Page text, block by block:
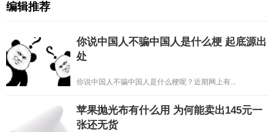
编辑推荐
你说中国人不骗中国人是什么梗 起底源出
处
你说中国人不骗中国人是什么梗呢？近期网上有...
苹果抛光布有什么用 为何能卖出145元一
张还无货